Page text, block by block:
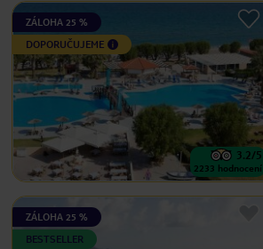
ZÁLOHA 25 %
DOPORUČUJEME
3.2/5
2233 hodnocení
ZÁLOHA 25 %
BESTSELLER